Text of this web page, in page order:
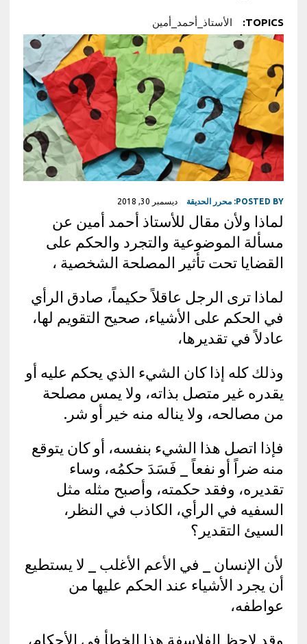
TOPICS: الأستاذ_أحمد_أمين
POSTED BY: محرر الحديقة ديسمبر 30, 2018
لماذا ولأن مقال للأستاذ أحمد أمين عن
مسألة الموضوعية والتجرد والحكم على
القضايا تحت تأثير المصلحة الشخصية ،
لماذا ترى الرجل عاقلاً حكيماً، صادق الرأي
في الحكم على الأشياء، صحيح التقويم لها،
عادلاً في تقديرها،
وذلك كله إذا كان الشيء الذي يحكم عليه أو
يقدره غير متصل بذاته، ولا يمس مصلحة
من مصالحه، ولا يناله منه خير أو شر.
فإذا اتصل هذا الشيء بنفسه، أو كان يتوقع
منه ضراً أو نفعاً _ فَسَدَ حكمُه، وساء
تقديره، وفقد حكمته، وأصبح مثله مثل
السفيه في الرأي، الكاذب في النظر،
السيئ التقدير؟
لأن الإنسان _ في الأعم الأغلب _ لا يستطيع
أن يجرد الأشياء عند الحكم عليها من
عواطفه،
وقد لاحظ الفلاسفة هذا الخطأ في الأحكام،